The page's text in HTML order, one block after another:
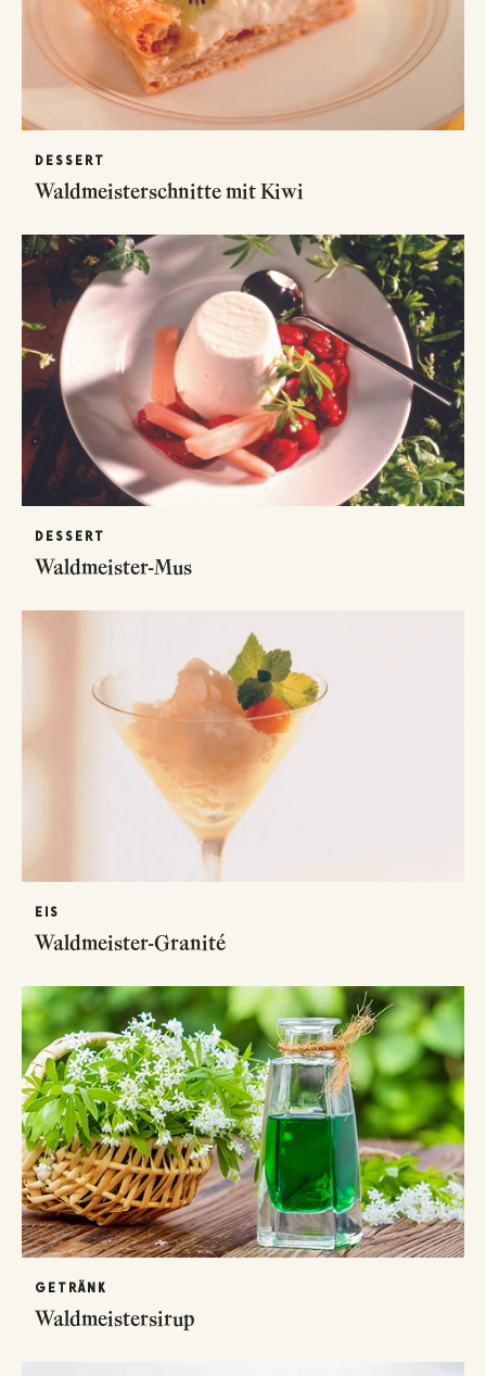
DESSERT
Waldmeisterschnitte mit Kiwi
DESSERT
Waldmeister-Mus
EIS
Waldmeister-Granité
GETRÄNK
Waldmeistersirup